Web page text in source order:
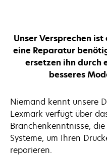
Unser Versprechen
eine Reparatur
ersetzen ihn durch
besseres
Niemand kennt unsere
Lexmark verfügt über
Branchenkenntnisse,
Systeme, um Ihren
reparieren.